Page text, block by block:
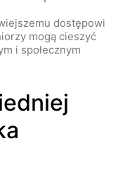
dostępowi
mogą cieszyć
i społecznym